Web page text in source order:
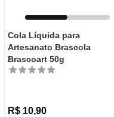
Cola Líquida para
Artesanato Brascola
Brascoart 50g
R$ 10,90